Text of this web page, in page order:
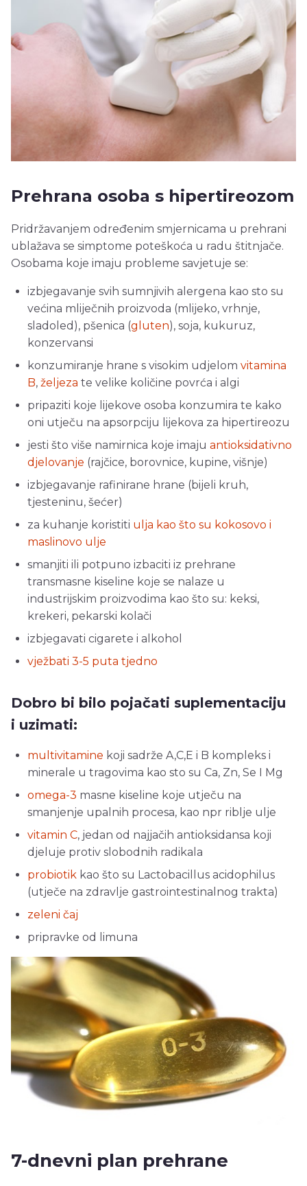
Prehrana osoba s hipertireozom
Pridržavanjem određenim smjernicama u prehrani
ublažava se simptome poteškoća u radu štitnjače.
Osobama koje imaju probleme savjetuje se:
izbjegavanje svih sumnjivih alergena kao sto su
većina mliječnih proizvoda (mlijeko, vrhnje,
sladoled), pšenica (gluten), soja, kukuruz,
konzervansi
konzumiranje hrane s visokim udjelom vitamina
B, željeza te velike količine povrća i algi
pripaziti koje lijekove osoba konzumira te kako
oni utječu na apsorpciju lijekova za hipertireozu
jesti što više namirnica koje imaju antioksidativno
djelovanje (rajčice, borovnice, kupine, višnje)
izbjegavanje rafinirane hrane (bijeli kruh,
tjesteninu, šećer)
za kuhanje koristiti ulja kao što su kokosovo i
maslinovo ulje
smanjiti ili potpuno izbaciti iz prehrane
transmasne kiseline koje se nalaze u
industrijskim proizvodima kao što su: keksi,
krekeri, pekarski kolači
izbjegavati cigarete i alkohol
vježbati 3-5 puta tjedno
Dobro bi bilo pojačati suplementaciju
i uzimati:
multivitamine koji sadrže A,C,E i B kompleks i
minerale u tragovima kao sto su Ca, Zn, Se I Mg
omega-3 masne kiseline koje utječu na
smanjenje upalnih procesa, kao npr riblje ulje
vitamin C, jedan od najjačih antioksidansa koji
djeluje protiv slobodnih radikala
probiotik kao što su Lactobacillus acidophilus
(utječe na zdravlje gastrointestinalnog trakta)
zeleni čaj
pripravke od limuna
7-dnevni plan prehrane